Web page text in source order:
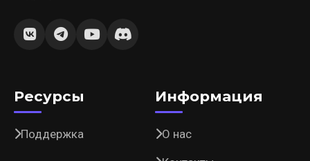
Ресурсы
Поддержка
Информация
О нас